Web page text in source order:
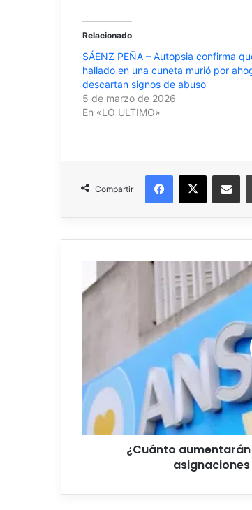
Relacionado
SÁENZ PEÑA – Autopsia confirma
hallado en una cuneta murió por
descartan signos de abuso
5 de marzo de 2026
En «LO ULTIMO»
Compartir
Facebook
X
¿Cuánto
aumentarán
las
asignaciones
febrero
de
2026?
¿Cuánto